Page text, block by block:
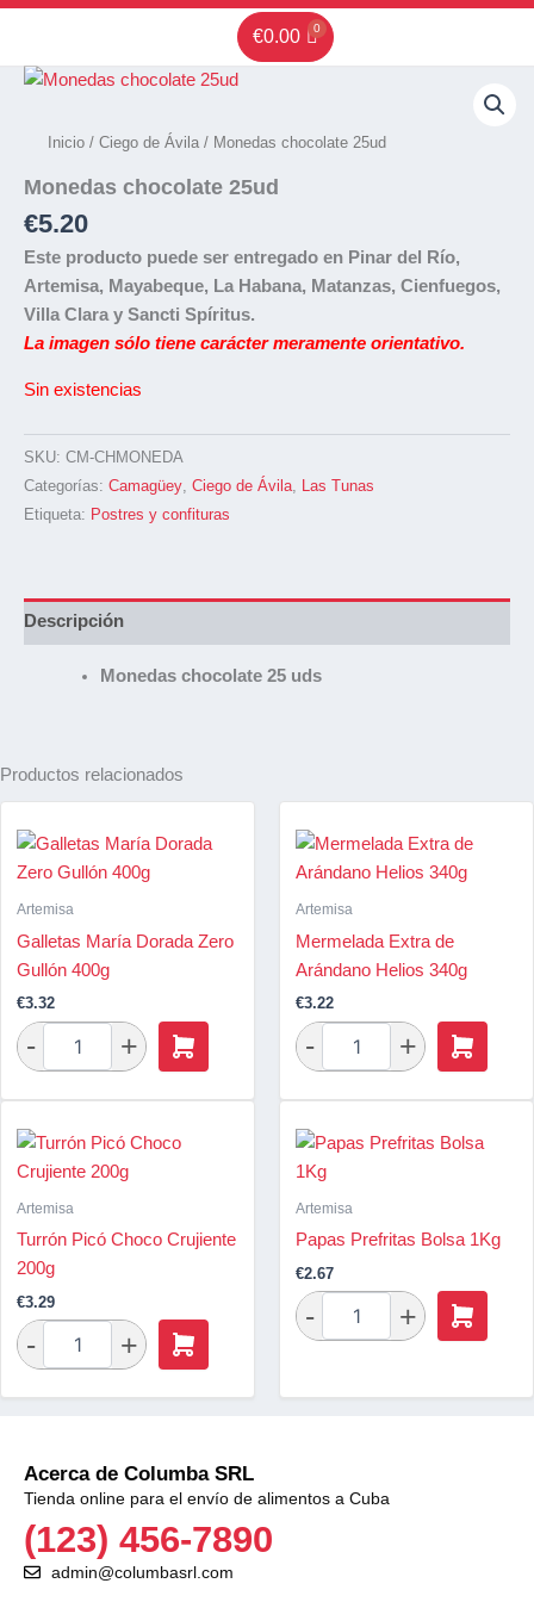
Ir
contenido
€0.00
Inicio / Ciego de Ávila / Monedas chocolate 25ud
Monedas chocolate 25ud
€5.20
Este producto puede ser entregado en Pinar del Río,
Artemisa, Mayabeque, La Habana, Matanzas, Cienfuegos,
Villa Clara y Sancti Spíritus.
La imagen sólo tiene carácter meramente orientativo.
Sin existencias
SKU: CM-CHMONEDA
Categorías: Camagüey Ciego de Ávila
Las Tunas
Etiqueta: Postres y confituras
Descripción
Monedas chocolate 25 uds
Productos relacionados
Artemisa
Galletas María Dorada Zero
Gullón 400g
€3.32
Artemisa
Mermelada Extra de
Arándano Helios 340g
€3.22
Artemisa
Turrón Picó Choco Crujiente
200g
€3.29
Artemisa
Papas Prefritas Bolsa 1Kg
€2.67
Acerca de Columba SRL
Tienda online para el envío de alimentos a Cuba
(123) 456-7890
admin@columbasrl.com